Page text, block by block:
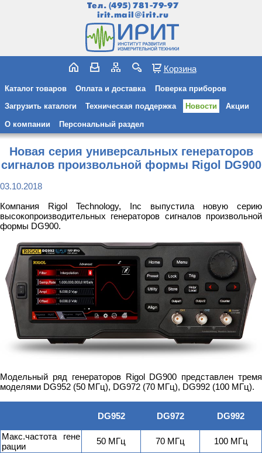
Тел. (495) 781-79-97
irit.mail@irit.ru
Корзина
Каталог товаров Оплата и доставка Поверка приборов
Загрузить каталоги Техническая поддержка Новости Акции
О компании Персональный раздел
Новая серия универсальных генераторов
сигналов произвольной формы Rigol DG900
03.10.2018
Компания Rigol Technology, Inc выпустила новую серию
высокопроизводительных генераторов сигналов произвольной
формы DG900.
Модельный ряд генераторов Rigol DG900 представлен тремя
моделями DG952 (50 МГц), DG972 (70 МГц), DG992 (100 МГц).
DG952 DG972 DG992
Макс.частота гене
рации
50 МГц 70 МГц
100 МГц